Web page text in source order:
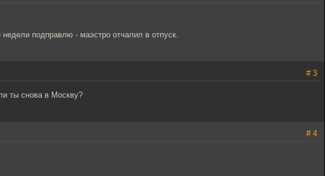
недели подправлю - маэстро отчалил в отпуск.
# 3
ты снова в Москву?
# 4